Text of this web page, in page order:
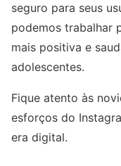
seguro para seus
podemos trabalhar
mais positiva e
adolescentes.
Fique atento às
esforços do
era digital.